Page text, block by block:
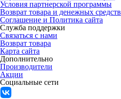
Условия партнерской программы
Возврат товара и денежных средств
Соглашение и Политика сайта
Служба поддержки
Связаться с нами
Возврат товара
Карта сайта
Дополнительно
Производители
Акции
Социальные сети